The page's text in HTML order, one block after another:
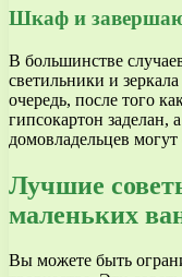
Шкаф и
В большинстве
светильники и
очередь, после того
гипсокартон заделан,
домовладельцев
Лучшие
маленьких
Вы можете быть